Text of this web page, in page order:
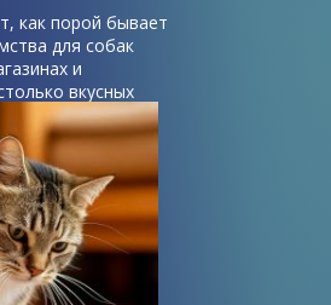
как порой бывает
для собак
и
вкусных
растеряться.